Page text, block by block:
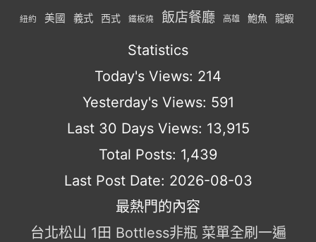
紐約 美國 義式 西式 鐵板燒 飯店餐廳 高雄 鮑魚 龍蝦
Statistics
Today's Views: 214
Yesterday's Views: 591
Last 30 Days Views: 13,915
Total Posts: 1,439
Last Post Date: 2026-08-03
最熱門的內容
台北松山 1田 Bottless非瓶 菜單全刷一遍